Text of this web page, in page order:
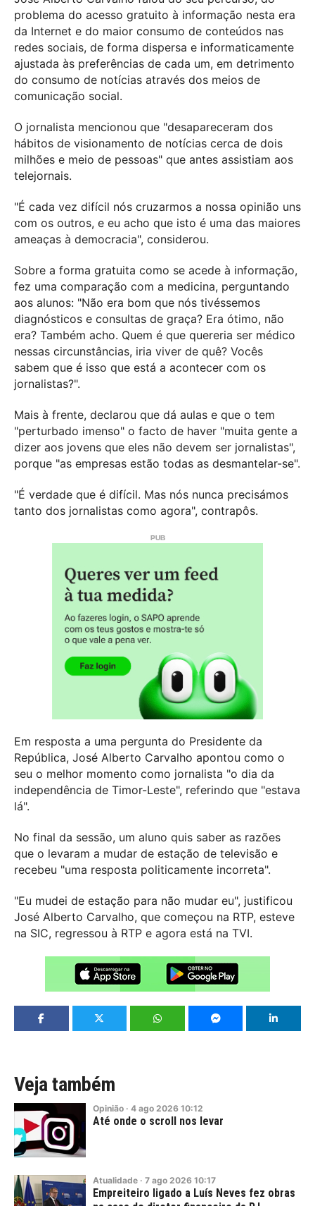
problema do acesso gratuito à informação nesta era
da Internet e do maior consumo de conteúdos nas
redes sociais, de forma dispersa e informaticamente
ajustada às preferências de cada um, em detrimento
do consumo de notícias através dos meios de
comunicação social.
O jornalista mencionou que "desapareceram dos
hábitos de visionamento de notícias cerca de dois
milhões e meio de pessoas" que antes assistiam aos
telejornais.
"É cada vez difícil nós cruzarmos a nossa opinião uns
com os outros, e eu acho que isto é uma das maiores
ameaças à democracia", considerou.
Sobre a forma gratuita como se acede à informação,
fez uma comparação com a medicina, perguntando
aos alunos: "Não era bom que nós tivéssemos
diagnósticos e consultas de graça? Era ótimo, não
era? Também acho. Quem é que quereria ser médico
nessas circunstâncias, iria viver de quê? Vocês
sabem que é isso que está a acontecer com os
jornalistas?".
Mais à frente, declarou que dá aulas e que o tem
"perturbado imenso" o facto de haver "muita gente a
dizer aos jovens que eles não devem ser jornalistas",
porque "as empresas estão todas as desmantelar-se".
"É verdade que é difícil. Mas nós nunca precisámos
tanto dos jornalistas como agora", contrapôs.
Em resposta a uma pergunta do Presidente da
República, José Alberto Carvalho apontou como o
seu o melhor momento como jornalista "o dia da
independência de Timor-Leste", referindo que "estava
lá".
No final da sessão, um aluno quis saber as razões
que o levaram a mudar de estação de televisão e
recebeu "uma resposta politicamente incorreta".
"Eu mudei de estação para não mudar eu", justificou
José Alberto Carvalho, que começou na RTP, esteve
na SIC, regressou à RTP e agora está na TVI.
Veja também
Opinião · 4 ago 2026 10:12
Até onde o scroll nos levar
Atualidade · 7 ago 2026 10:17
Empreiteiro ligado a Luís Neves fez obras